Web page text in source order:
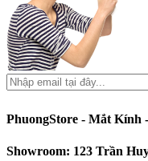
PhuongStore - Mắt Kính
Showroom: 123 Trần